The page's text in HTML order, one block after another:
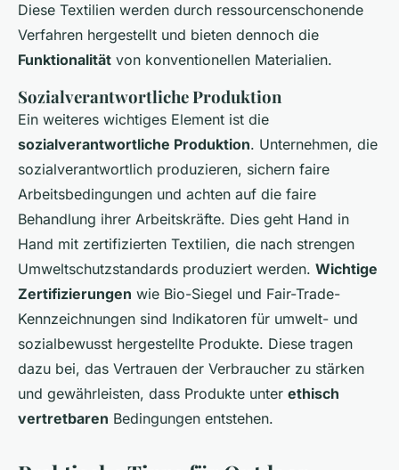
Diese Textilien werden durch ressourcenschonende
Verfahren hergestellt und bieten dennoch die
Funktionalität von konventionellen Materialien.
Sozialverantwortliche Produktion
Ein weiteres wichtiges Element ist die
sozialverantwortliche Produktion. Unternehmen, die
sozialverantwortlich produzieren, sichern faire
Arbeitsbedingungen und achten auf die faire
Behandlung ihrer Arbeitskräfte. Dies geht Hand in
Hand mit zertifizierten Textilien, die nach strengen
Umweltschutzstandards produziert werden. Wichtige
Zertifizierungen wie Bio-Siegel und Fair-Trade-
Kennzeichnungen sind Indikatoren für umwelt- und
sozialbewusst hergestellte Produkte. Diese tragen
dazu bei, das Vertrauen der Verbraucher zu stärken
und gewährleisten, dass Produkte unter ethisch
vertretbaren Bedingungen entstehen.